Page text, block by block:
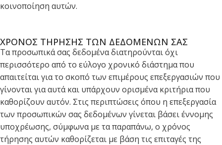
κοινοποίηση αυτών.
ΧΡΟΝΟΣ ΤΗΡΗΣΗΣ ΤΩΝ ΔΕΔΟΜΕΝΩΝ ΣΑΣ
Τα προσωπικά σας δεδομένα διατηρούνται όχι
περισσότερο από το εύλογο χρονικό διάστημα που
απαιτείται για το σκοπό των επιμέρους επεξεργασιών που
γίνονται για αυτά και υπάρχουν ορισμένα κριτήρια που
καθορίζουν αυτόν. Στις περιπτώσεις όπου η επεξεργασία
των προσωπικών σας δεδομένων γίνεται βάσει έννομης
υποχρέωσης, σύμφωνα με τα παραπάνω, ο χρόνος
τήρησης αυτών καθορίζεται με βάση τις επιταγές της